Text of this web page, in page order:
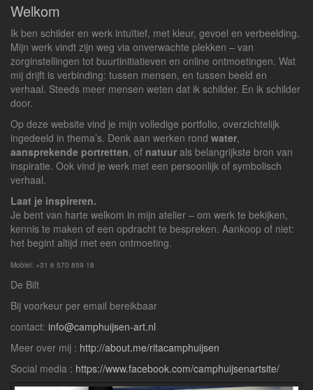
Welkom
Ik ben schilder en werk intuïtief, met kleur, gevoel en verbeelding.
Mijn werk vindt zijn weg via onverwachte plekken – van
zorginstellingen tot buurtinitiatieven en online ontmoetingen. Wat
mij drijft is verbinding: tussen mensen, en tussen beeld en
verhaal. Steeds meer mensen weten dat ik schilder. En ik schilder
door.
Op deze website vind je mijn volledige portfolio, overzichtelijk
ingedeeld in thema’s. Denk aan werken rond water,
aansprekende portretten, of natuur als belangrijkste bron van
inspiratie. Ook vind je werk met een persoonlijk of symbolisch
verhaal.
Laat je inspireren.
Je bent van harte welkom in mijn atelier – om werk te bekijken,
kennis te maken of een opdracht te bespreken. Aankoop of niet:
het begint altijd met een ontmoeting.
Mobiel: +31 6 570 859 18
De Bilt
Bij voorkeur per email bereikbaar
contact: info@camphuijsen-art.nl
Meer over mij : http://about.me/ritacamphuijsen
Social media : https://www.facebook.com/camphuijsenartsite/